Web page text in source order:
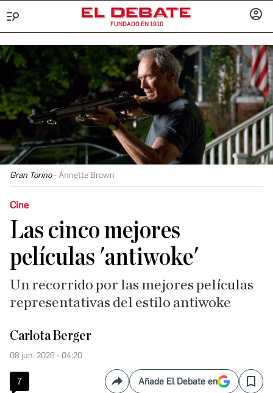
FUNDADO EN 1910
Gran Torino Annette Brown
Cine
Las cinco mejores
películas 'antiwoke'
Un recorrido por las mejores películas
representativas del estilo antiwoke
Carlota Berger
08 jun. 2026 - 04:20
7 CompartirAñade El Debate en Save